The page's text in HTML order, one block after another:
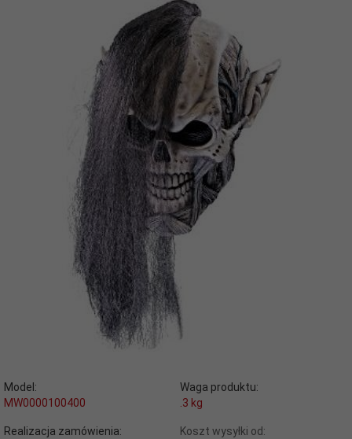
Model:
MW0000100400
Waga produktu:
.3 kg
Realizacja zamówienia:
Koszt wysyłki od: